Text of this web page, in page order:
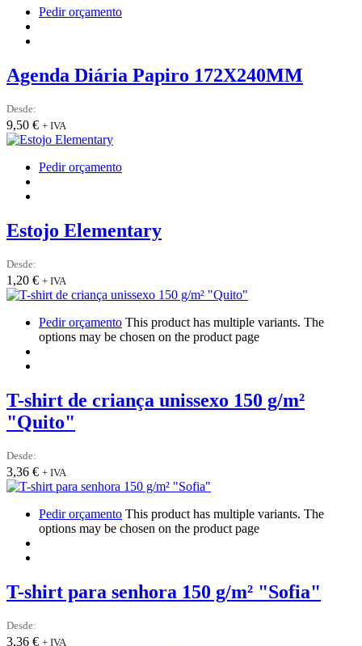
Pedir orçamento
Agenda Diária Papiro 172X240MM
Desde:
9,50 € + IVA
Pedir orçamento
Estojo Elementary
Desde:
1,20 € + IVA
Pedir orçamento This product has multiple variants. The
options may be chosen on the product page
T-shirt de criança unissexo 150 g/m²
"Quito"
Desde:
3,36 € + IVA
Pedir orçamento This product has multiple variants. The
options may be chosen on the product page
T-shirt para senhora 150 g/m² "Sofia"
Desde:
3,36 € + IVA